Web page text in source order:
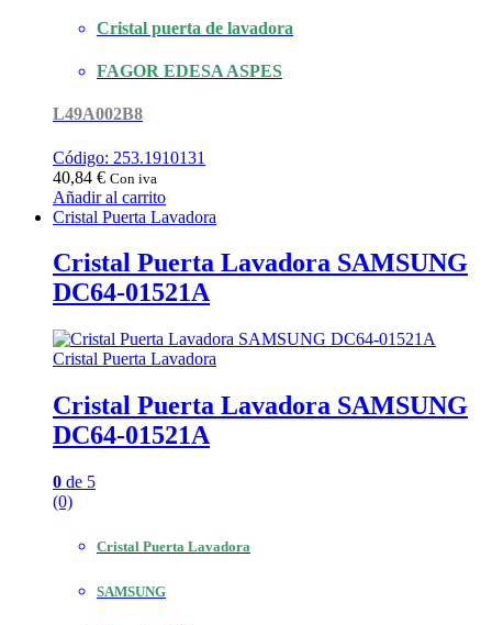
Cristal puerta de lavadora
FAGOR EDESA ASPES
L49A002B8
Código: 253.1910131
40,84 € Con iva
Añadir al carrito
Cristal Puerta Lavadora
Cristal Puerta Lavadora SAMSUNG
DC64-01521A
Cristal Puerta Lavadora
Cristal Puerta Lavadora SAMSUNG
DC64-01521A
0 de 5
(0)
Cristal Puerta Lavadora
SAMSUNG